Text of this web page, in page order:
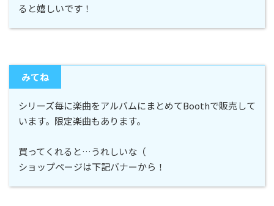
ると嬉しいです！
みてね
シリーズ毎に楽曲をアルバムにまとめてBoothで販売して
います。限定楽曲もあります。
買ってくれると…うれしいな（
ショップページは下記バナーから！